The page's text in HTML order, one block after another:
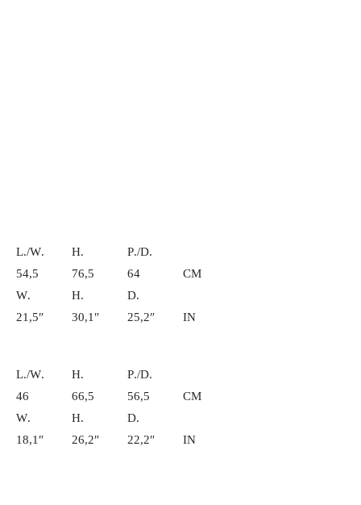
L./W. H.
P./D.
54,5
76,5 64
CM
W.
H.
D.
21,5″
30,1″ 25,2″ IN
L./W. H.
P./D.
46
66,5 56,5
CM
W.
H.
D.
18,1″
26,2″ 22,2″ IN